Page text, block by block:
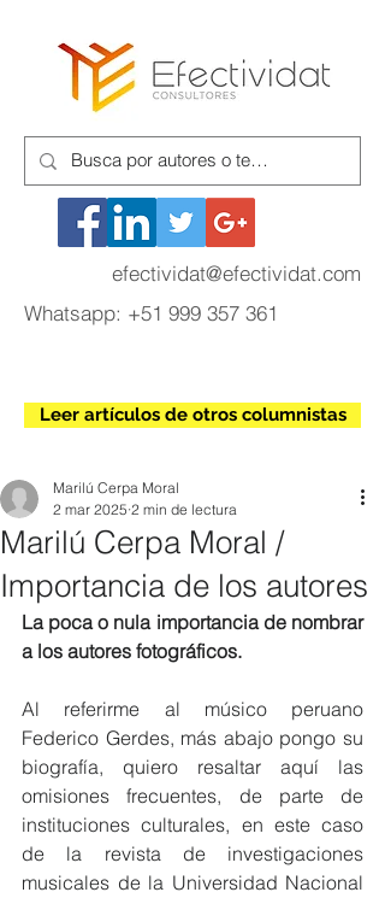
efectividat@efectividat.com
Whatsapp: +51 999 357 361
Leer artículos de otros columnistas
Marilú Cerpa Moral /
Importancia de los autores
Marilú Cerpa Moral
2 mar 2025 2 min de lectura
La poca o nula importancia de nombrar
a los autores fotográficos.
Al referirme al músico peruano
Federico Gerdes, más abajo pongo su
biografía, quiero resaltar aquí las
omisiones frecuentes, de parte de
instituciones culturales, en este caso
de la revista de investigaciones
musicales de la Universidad Nacional